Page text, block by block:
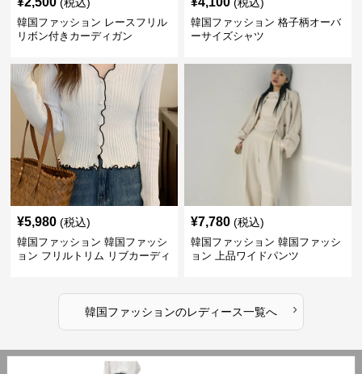
韓国ファッション レースフリル
リボン付きカーディガン
韓国ファッション 格子柄オーバ
ーサイズシャツ
¥5,980 (税込)
韓国ファッション 韓国ファッシ
ョン フリルトリム リブカーディ
¥7,780 (税込)
韓国ファッション 韓国ファッシ
ョン 上品ワイドパンツ
韓国ファッションのレディース一覧へ ›